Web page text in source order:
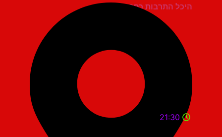
היכל התרבות כפר סבא
21:30